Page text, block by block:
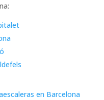
en Barcelona